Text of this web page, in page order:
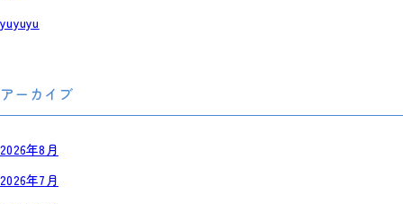
yuyuyu
アーカイブ
2026年8月
2026年7月